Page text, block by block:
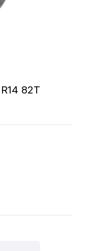
82T